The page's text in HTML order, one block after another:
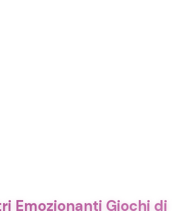
Emozionanti Giochi di